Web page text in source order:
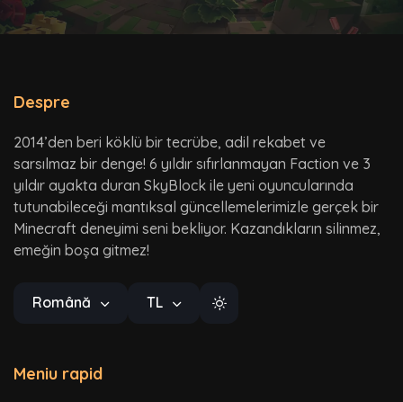
Despre
2014’den beri köklü bir tecrübe, adil rekabet ve
sarsılmaz bir denge! 6 yıldır sıfırlanmayan Faction ve 3
yıldır ayakta duran SkyBlock ile yeni oyuncularında
tutunabileceği mantıksal güncellemelerimizle gerçek bir
Minecraft deneyimi seni bekliyor. Kazandıkların silinmez,
emeğin boşa gitmez!
Română TL
Meniu rapid